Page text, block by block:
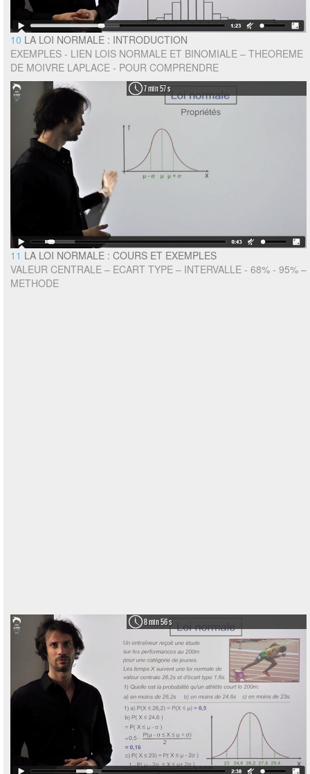
10 LA LOI NORMALE : INTRODUCTION
EXEMPLES - LIEN LOIS NORMALE ET BINOMIALE – THEOREME
DE MOIVRE LAPLACE - POUR COMPRENDRE
7 min 57 s
11 LA LOI NORMALE : COURS ET EXEMPLES
VALEUR CENTRALE – ECART TYPE – INTERVALLE - 68% - 95% –
METHODE
8 min 56 s